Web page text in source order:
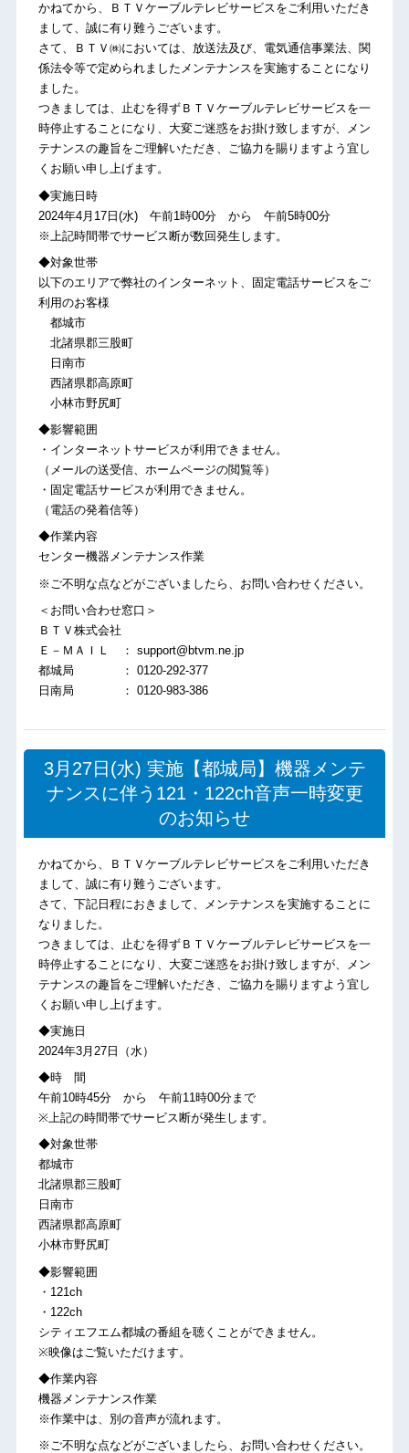
かねてから、ＢＴＶケーブルテレビサービスをご利用いただき
まして、誠に有り難うございます。
さて、ＢＴＶ㈱においては、放送法及び、電気通信事業法、関
係法令等で定められましたメンテナンスを実施することになり
ました。
つきましては、止むを得ずＢＴＶケーブルテレビサービスを一
時停止することになり、大変ご迷惑をお掛け致しますが、メン
テナンスの趣旨をご理解いただき、ご協力を賜りますよう宜し
くお願い申し上げます。
◆実施日時
2024年4月17日(水) 午前1時00分 から 午前5時00分
※上記時間帯でサービス断が数回発生します。
◆対象世帯
以下のエリアで弊社のインターネット、固定電話サービスをご
利用のお客様
都城市
北諸県郡三股町
日南市
西諸県郡高原町
小林市野尻町
◆影響範囲
・インターネットサービスが利用できません。
（メールの送受信、ホームページの閲覧等）
・固定電話サービスが利用できません。
（電話の発着信等）
◆作業内容
センター機器メンテナンス作業
※ご不明な点などがございましたら、お問い合わせください。
＜お問い合わせ窓口＞
ＢＴＶ株式会社
Ｅ－ＭＡＩＬ ： support@btvm.ne.jp
都城局 ： 0120-292-377
日南局 ： 0120-983-386
3月27日(水) 実施【都城局】機器メンテ
ナンスに伴う121・122ch音声一時変更
のお知らせ
かねてから、ＢＴＶケーブルテレビサービスをご利用いただき
まして、誠に有り難うございます。
さて、下記日程におきまして、メンテナンスを実施することに
なりました。
つきましては、止むを得ずＢＴＶケーブルテレビサービスを一
時停止することになり、大変ご迷惑をお掛け致しますが、メン
テナンスの趣旨をご理解いただき、ご協力を賜りますよう宜し
くお願い申し上げます。
◆実施日
2024年3月27日（水）
◆時 間
午前10時45分 から 午前11時00分まで
※上記の時間帯でサービス断が発生します。
◆対象世帯
都城市
北諸県郡三股町
日南市
西諸県郡高原町
小林市野尻町
◆影響範囲
・121ch
・122ch
シティエフエム都城の番組を聴くことができません。
※映像はご覧いただけます。
◆作業内容
機器メンテナンス作業
※作業中は、別の音声が流れます。
※ご不明な点などがございましたら、お問い合わせください。